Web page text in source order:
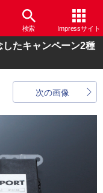
検索 Impressサイト
たキャンペーン2種
次の画像